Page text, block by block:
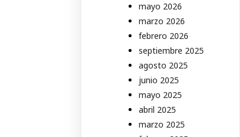
mayo 2026
marzo 2026
febrero 2026
septiembre 2025
agosto 2025
junio 2025
mayo 2025
abril 2025
marzo 2025